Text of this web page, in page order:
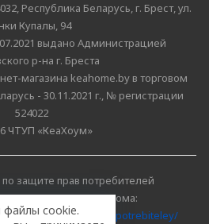
Республика Беларусь, г. Брест, ул.
Купалы, 94
выдано Администрацией
р-на г. Бреста
магазина keahome.by в торговом
- 30.11.2021 г., № регистрации
524022
ЧТУП «КеаХоум»
защите прав потребителей
Минского горисполкома:
activity/zashchita-prav-potrebiteley/
файлы cookie.